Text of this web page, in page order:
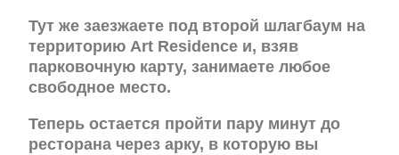
Тут же заезжаете под второй шлагбаум на
территорию Art Residence и, взяв
парковочную карту, занимаете любое
свободное место.
Теперь остается пройти пару минут до
ресторана через арку, в которую вы